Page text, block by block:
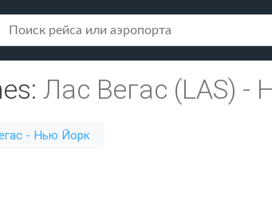
: Лас Вегас (LAS) -
- Нью Йорк